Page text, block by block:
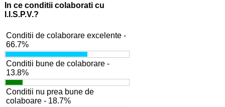
In ce conditii colaborati cu
I.I.S.P.V.?
Conditii de colaborare excelente -
66.7%
Conditii bune de colaborare -
13.8%
Conditii nu prea bune de
colaboare - 18.7%